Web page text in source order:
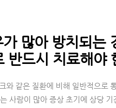
많아 방치되는
반드시 치료해야
같은 질환에 비해 일반적으로
사람이 많아 증상 초기에 상당 기